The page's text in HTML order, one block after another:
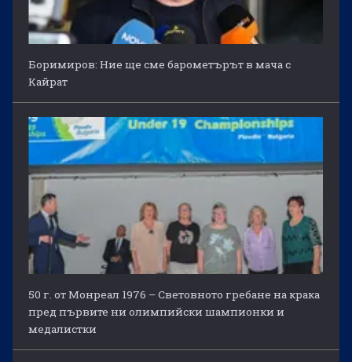
Боримиров: Ние ще сме барометърът в мача с
Кайрат
50 г. от Монреал 1976 – Световното гребане на крака
пред първите ни олимпийски шампионки и
медалистки